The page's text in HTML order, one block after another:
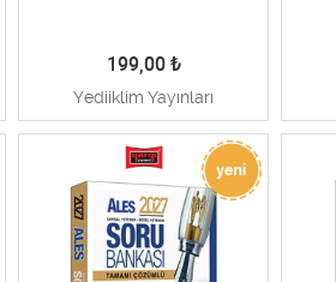
199,00₺
Yediiklim Yayınları